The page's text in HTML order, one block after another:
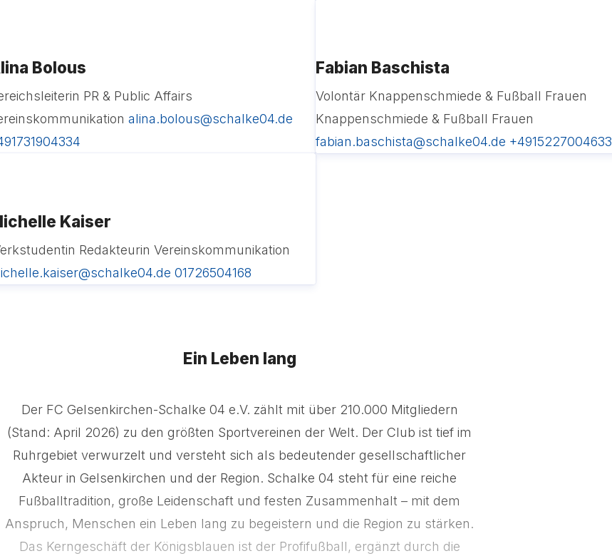
Bolous
PR & Public Affairs
alina.bolous@schalke04.de
Fabian Baschista
Volontär Knappenschmiede & Fußball Frauen
Knappenschmiede & Fußball Frauen
fabian.baschista@schalke04.de +4915227004633
Kaiser
Redakteurin Vereinskommunikation
01726504168
Ein Leben lang
Der FC Gelsenkirchen-Schalke 04 e.V. zählt mit über 210.000 Mitgliedern
(Stand: April 2026) zu den größten Sportvereinen der Welt. Der Club ist tief im
Ruhrgebiet verwurzelt und versteht sich als bedeutender gesellschaftlicher
Akteur in Gelsenkirchen und der Region. Schalke 04 steht für eine reiche
Fußballtradition, große Leidenschaft und festen Zusammenhalt – mit dem
Anspruch, Menschen ein Leben lang zu begeistern und die Region zu stärken.
Das Kerngeschäft der Königsblauen ist der Profifußball, ergänzt durch die